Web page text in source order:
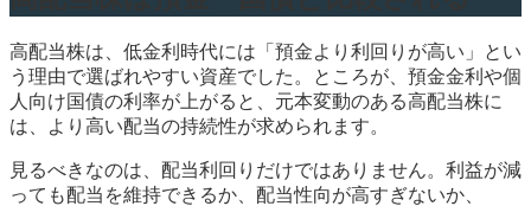
高配当株は、低金利時代には「預金より利回りが高い」とい
う理由で選ばれやすい資産でした。ところが、預金金利や個
人向け国債の利率が上がると、元本変動のある高配当株に
は、より高い配当の持続性が求められます。
見るべきなのは、配当利回りだけではありません。利益が減
っても配当を維持できるか、配当性向が高すぎないか、